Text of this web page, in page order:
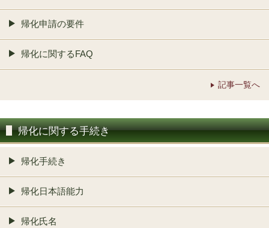
帰化申請の要件
帰化に関するFAQ
記事一覧へ
帰化に関する手続き
帰化手続き
帰化日本語能力
帰化氏名